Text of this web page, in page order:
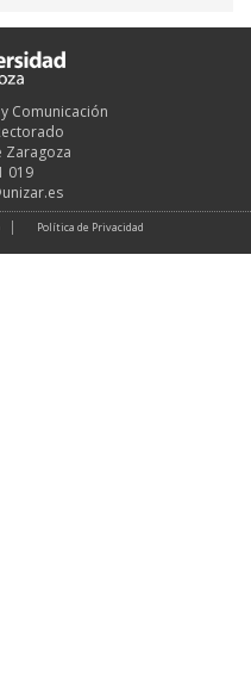
Comunicación
Zaragoza
019
Política de Privacidad